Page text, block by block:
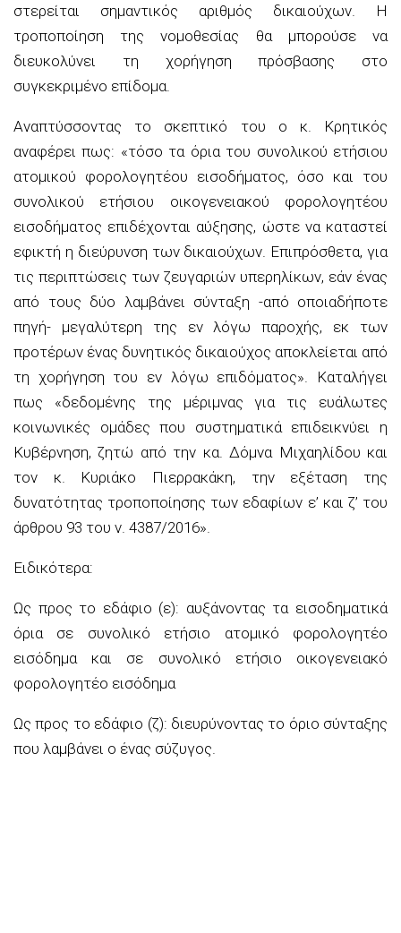
στερείται σημαντικός αριθμός δικαιούχων. Η
τροποποίηση της νομοθεσίας θα μπορούσε να
διευκολύνει τη χορήγηση πρόσβασης στο
συγκεκριμένο επίδομα.
Αναπτύσσοντας το σκεπτικό του ο κ. Κρητικός
αναφέρει πως: «τόσο τα όρια του συνολικού ετήσιου
ατομικού φορολογητέου εισοδήματος, όσο και του
συνολικού ετήσιου οικογενειακού φορολογητέου
εισοδήματος επιδέχονται αύξησης, ώστε να καταστεί
εφικτή η διεύρυνση των δικαιούχων. Επιπρόσθετα, για
τις περιπτώσεις των ζευγαριών υπερηλίκων, εάν ένας
από τους δύο λαμβάνει σύνταξη -από οποιαδήποτε
πηγή- μεγαλύτερη της εν λόγω παροχής, εκ των
προτέρων ένας δυνητικός δικαιούχος αποκλείεται από
τη χορήγηση του εν λόγω επιδόματος». Καταλήγει
πως «δεδομένης της μέριμνας για τις ευάλωτες
κοινωνικές ομάδες που συστηματικά επιδεικνύει η
Κυβέρνηση, ζητώ από την κα. Δόμνα Μιχαηλίδου και
τον κ. Κυριάκο Πιερρακάκη, την εξέταση της
δυνατότητας τροποποίησης των εδαφίων ε’ και ζ’ του
άρθρου 93 του ν. 4387/2016».
Ειδικότερα:
Ως προς το εδάφιο (ε): αυξάνοντας τα εισοδηματικά
όρια σε συνολικό ετήσιο ατομικό φορολογητέο
εισόδημα και σε συνολικό ετήσιο οικογενειακό
φορολογητέο εισόδημα
Ως προς το εδάφιο (ζ): διευρύνοντας το όριο σύνταξης
που λαμβάνει ο ένας σύζυγος.